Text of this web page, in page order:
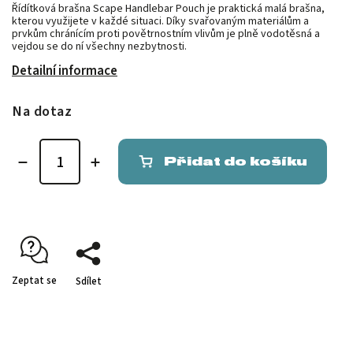
Řídítková brašna Scape Handlebar Pouch je praktická malá brašna,
kterou využijete v každé situaci. Díky svařovaným materiálům a
prvkům chránícím proti povětrnostním vlivům je plně vodotěsná a
vejdou se do ní všechny nezbytnosti.
Detailní informace
Na dotaz
Přidat do košíku
Zeptat se Sdílet